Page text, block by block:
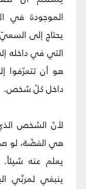
الموجودة في
يحتاج إلى
التي في داخله
هو أن تتعرّفوا
داخل كلّ شخص.
لأنّ الشخص
هي الفضّة، لو
يعلم عنه شيئاً.
ينبغي لمربِّي